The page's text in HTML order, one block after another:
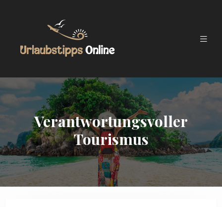
Verantwortungsvoller
Tourismus